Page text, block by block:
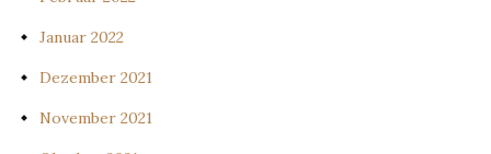
Januar 2022
Dezember 2021
November 2021